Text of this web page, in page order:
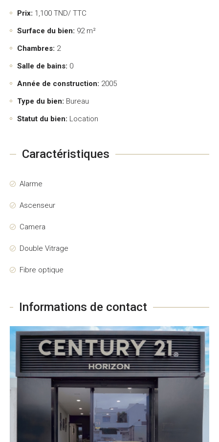
Prix: 1,100 TND/ TTC
Surface du bien: 92 m²
Chambres: 2
Salle de bains: 0
Année de construction: 2005
Type du bien: Bureau
Statut du bien: Location
Caractéristiques
Alarme
Ascenseur
Camera
Double Vitrage
Fibre optique
Informations de contact